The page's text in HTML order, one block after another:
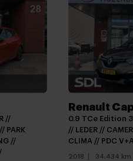
18"
//
PARK
//
Renault
0.9 TCe Edition
// LEDER //
CLIMA // PDC V+A
2018 34.434 km